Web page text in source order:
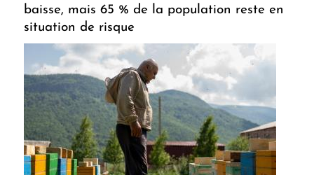
baisse, mais 65 % de la population reste en
situation de risque